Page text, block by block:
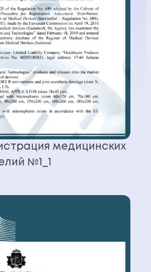
медицинских
№1_1